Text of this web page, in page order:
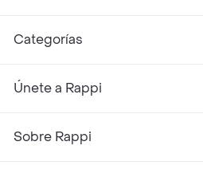
Categorías
Únete a Rappi
Sobre Rappi